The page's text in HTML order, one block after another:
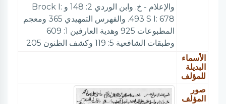
والإعلام - خ. وابن الوردي 2: 148 و Brock I:
493 S I: 678. والفهرس التمهيدي 365 ومعجم
المطبوعات 925 وهدية العارفين 1: 609
وطبقات الشافعية 5: 119 وكشف الظنون 205
الأسماء
البديلة
للمؤلف
صور
المؤلف